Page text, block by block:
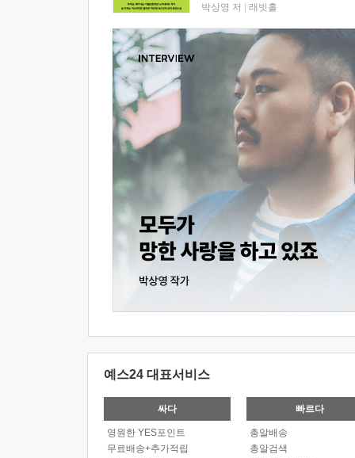
박상영 저 래빗홀
예스24 대표서비스
싸다
영원한 YES포인트
무료배송+추가적립
빠르다
총알배송
총알검색